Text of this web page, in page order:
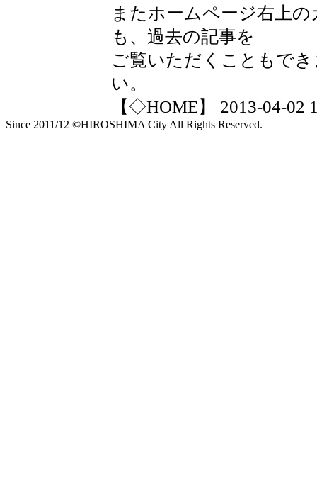
またホームページ右上
も、過去の記事を
ご覧いただくこともで
い。
【◇HOME】 2013-04-02
Since 2011/12 ©HIROSHIMA City All Rights Reserved.